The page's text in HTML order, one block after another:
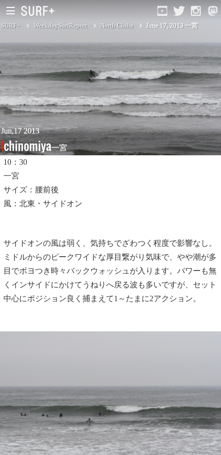
South Ibaraki
North Chiba
South Chiba
Unusually
Video Logs
Monthly Archive
SURF+ WeekdaySurfReport North Chiba June 17, 2013 一宮
Jun,17 2013
Ichinomiya一宮
10：30
一宮
サイズ：腰前後
風：北東・サイドオン
サイドオンの風は弱く、気持ちでざわつく程度で影響なし。
ミドルからのピークワイドな厚目繋がり気味で、やや潮が多
目でボヨつき時々バックウォッシュが入ります。パワーも無
くインサイドにかけてうねりへ戻る波も多いですが、セット
中心にポジション良く捕まえて1～たまに2アクション。